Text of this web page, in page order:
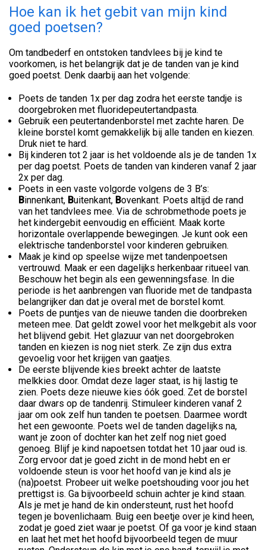
Hoe kan ik het gebit van mijn kind
goed poetsen?
Om tandbederf en ontstoken tandvlees bij je kind te
voorkomen, is het belangrijk dat je de tanden van je kind
goed poetst. Denk daarbij aan het volgende:
Poets de tanden 1x per dag zodra het eerste tandje is
doorgebroken met fluoridepeutertandpasta.
Gebruik een peutertandenborstel met zachte haren. De
kleine borstel komt gemakkelijk bij alle tanden en kiezen.
Druk niet te hard.
Bij kinderen tot 2 jaar is het voldoende als je de tanden 1x
per dag poetst. Poets de tanden van kinderen vanaf 2 jaar
2x per dag.
Poets in een vaste volgorde volgens de 3 B’s:
Binnenkant, Buitenkant, Bovenkant. Poets altijd de rand
van het tandvlees mee. Via de schrobmethode poets je
het kindergebit eenvoudig en efficiënt. Maak korte
horizontale overlappende bewegingen. Je kunt ook een
elektrische tandenborstel voor kinderen gebruiken.
Maak je kind op speelse wijze met tandenpoetsen
vertrouwd. Maak er een dagelijks herkenbaar ritueel van.
Beschouw het begin als een gewenningsfase. In die
periode is het aanbrengen van fluoride met de tandpasta
belangrijker dan dat je overal met de borstel komt.
Poets de puntjes van de nieuwe tanden die doorbreken
meteen mee. Dat geldt zowel voor het melkgebit als voor
het blijvend gebit. Het glazuur van net doorgebroken
tanden en kiezen is nog niet sterk. Ze zijn dus extra
gevoelig voor het krijgen van gaatjes.
De eerste blijvende kies breekt achter de laatste
melkkies door. Omdat deze lager staat, is hij lastig te
zien. Poets deze nieuwe kies óók goed. Zet de borstel
daar dwars op de tandenrij. Stimuleer kinderen vanaf 2
jaar om ook zelf hun tanden te poetsen. Daarmee wordt
het een gewoonte. Poets wel de tanden dagelijks na,
want je zoon of dochter kan het zelf nog niet goed
genoeg. Blijf je kind napoetsen totdat het 10 jaar oud is.
Zorg ervoor dat je goed zicht in de mond hebt en er
voldoende steun is voor het hoofd van je kind als je
(na)poetst. Probeer uit welke poetshouding voor jou het
prettigst is. Ga bijvoorbeeld schuin achter je kind staan.
Als je met je hand de kin ondersteunt, rust het hoofd
tegen je bovenlichaam. Buig een beetje over je kind heen,
zodat je goed ziet waar je poetst. Of ga voor je kind staan
en laat het met het hoofd bijvoorbeeld tegen de muur